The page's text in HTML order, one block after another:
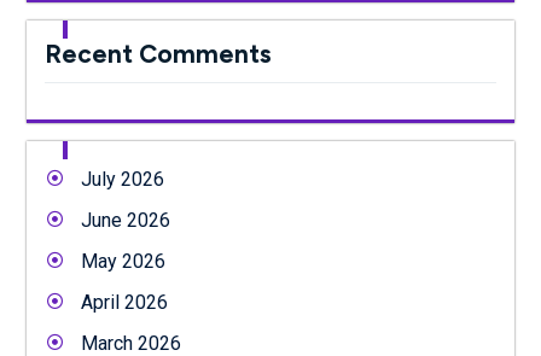
Recent Comments
July 2026
June 2026
May 2026
April 2026
March 2026